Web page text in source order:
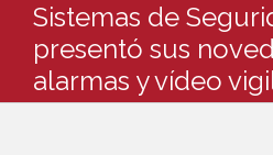
Sistemas de
presentó sus
alarmas y vídeo